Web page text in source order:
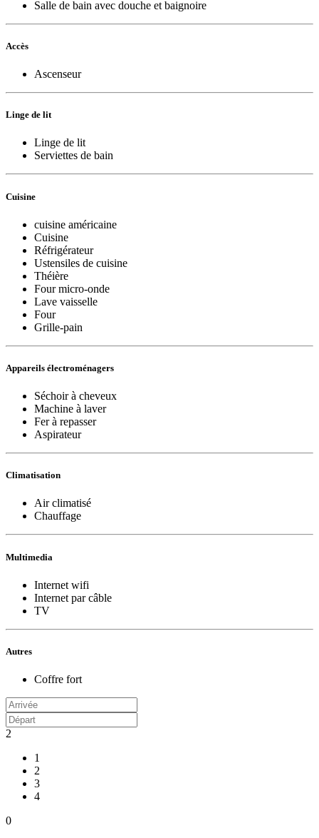
Salle de bain avec douche et baignoire
Accès
Ascenseur
Linge de lit
Linge de lit
Serviettes de bain
Cuisine
cuisine américaine
Cuisine
Réfrigérateur
Ustensiles de cuisine
Théière
Four micro-onde
Lave vaisselle
Four
Grille-pain
Appareils électroménagers
Séchoir à cheveux
Machine à laver
Fer à repasser
Aspirateur
Climatisation
Air climatisé
Chauffage
Multimedia
Internet wifi
Internet par câble
TV
Autres
Coffre fort
2
1
2
3
4
0